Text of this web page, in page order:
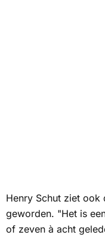
Henry Schut ziet ook
geworden. "Het is
of zeven à acht